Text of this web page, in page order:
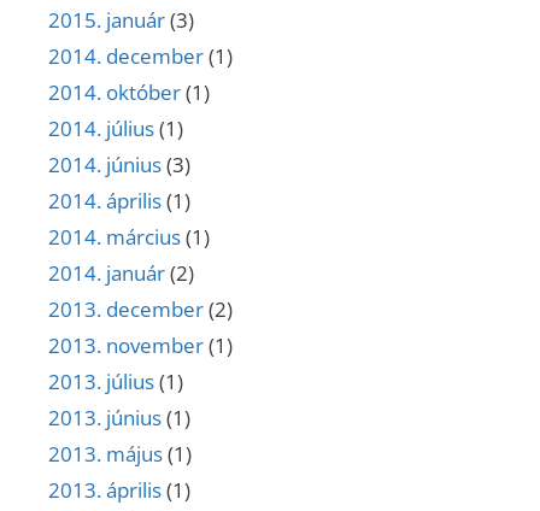
2015. január(3)
2014. december(1)
2014. október(1)
2014. július(1)
2014. június(3)
2014. április(1)
2014. március(1)
2014. január(2)
2013. december(2)
2013. november(1)
2013. július(1)
2013. június(1)
2013. május(1)
2013. április(1)